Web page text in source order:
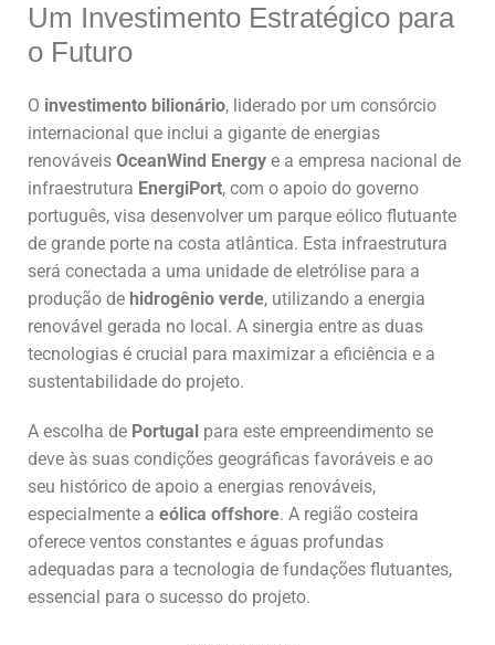
Um Investimento Estratégico para
o Futuro
O investimento bilionário, liderado por um consórcio
internacional que inclui a gigante de energias
renováveis OceanWind Energy e a empresa nacional de
infraestrutura EnergiPort, com o apoio do governo
português, visa desenvolver um parque eólico flutuante
de grande porte na costa atlântica. Esta infraestrutura
será conectada a uma unidade de eletrólise para a
produção de hidrogênio verde, utilizando a energia
renovável gerada no local. A sinergia entre as duas
tecnologias é crucial para maximizar a eficiência e a
sustentabilidade do projeto.
A escolha de Portugal para este empreendimento se
deve às suas condições geográficas favoráveis e ao
seu histórico de apoio a energias renováveis,
especialmente a eólica offshore. A região costeira
oferece ventos constantes e águas profundas
adequadas para a tecnologia de fundações flutuantes,
essencial para o sucesso do projeto.